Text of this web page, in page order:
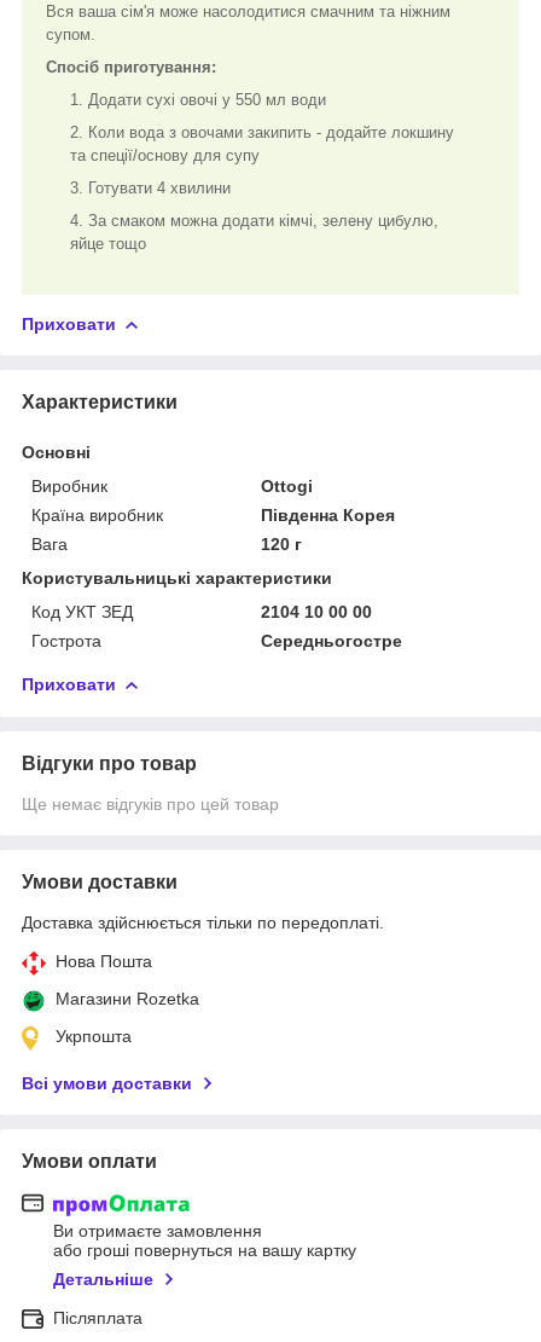
Вся ваша сім'я може насолодитися смачним та ніжним
супом.
Спосіб приготування:
Додати сухі овочі у 550 мл води
Коли вода з овочами закипить - додайте локшину
та спеції/основу для супу
Готувати 4 хвилини
За смаком можна додати кімчі, зелену цибулю,
яйце тощо
Приховати
Характеристики
Основні
Виробник
Ottogi
Країна виробник
Південна Корея
Вага
120 г
Користувальницькі характеристики
Код УКТ ЗЕД
2104 10 00 00
Гострота
Середньогостре
Приховати
Відгуки про товар
Ще немає відгуків про цей товар
Умови доставки
Доставка здійснюється тільки по передоплаті.
Нова Пошта
Магазини Rozetka
Укрпошта
Всі умови доставки
Умови оплати
Ви отримаєте замовлення
або гроші повернуться на вашу картку
Детальніше
Післяплата